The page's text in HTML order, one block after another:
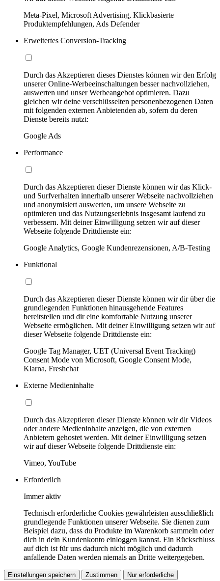
Meta-Pixel, Microsoft Advertising, Klickbasierte
Produktempfehlungen, Ads Defender
Erweitertes Conversion-Tracking
Durch das Akzeptieren dieses Dienstes können wir den Erfolg
unserer Online-Werbeeinschaltungen besser nachvollziehen,
auswerten und unser Werbeangebot optimieren. Dazu
gleichen wir deine verschlüsselten personenbezogenen Daten
mit folgenden externen Anbietenden ab, sofern du deren
Dienste bereits nutzt:
Google Ads
Performance
Durch das Akzeptieren dieser Dienste können wir das Klick-
und Surfverhalten innerhalb unserer Webseite nachvollziehen
und anonymisiert auswerten, um unsere Webseite zu
optimieren und das Nutzungserlebnis insgesamt laufend zu
verbessern. Mit deiner Einwilligung setzen wir auf dieser
Webseite folgende Drittdienste ein:
Google Analytics, Google Kundenrezensionen, A/B-Testing
Funktional
Durch das Akzeptieren dieser Dienste können wir dir über die
grundlegenden Funktionen hinausgehende Features
bereitstellen und dir eine komfortable Nutzung unserer
Webseite ermöglichen. Mit deiner Einwilligung setzen wir auf
dieser Webseite folgende Drittdienste ein:
Google Tag Manager, UET (Universal Event Tracking)
Consent Mode von Microsoft, Google Consent Mode,
Klarna, Freshchat
Externe Medieninhalte
Durch das Akzeptieren dieser Dienste können wir dir Videos
oder andere Medieninhalte anzeigen, die von externen
Anbietern gehostet werden. Mit deiner Einwilligung setzen
wir auf dieser Webseite folgende Drittdienste ein:
Vimeo, YouTube
Erforderlich
Immer aktiv
Technisch erforderliche Cookies gewährleisten ausschließlich
grundlegende Funktionen unserer Webseite. Sie dienen zum
Beispiel dazu, dass du Produkte im Warenkorb sammeln oder
dich in dein Kundenkonto einloggen kannst. Ein Rückschluss
auf dich ist für uns dadurch nicht möglich und dadurch
anfallende Daten werden niemals an Dritte weitergegeben.
Einstellungen speichern Zustimmen Nur erforderliche